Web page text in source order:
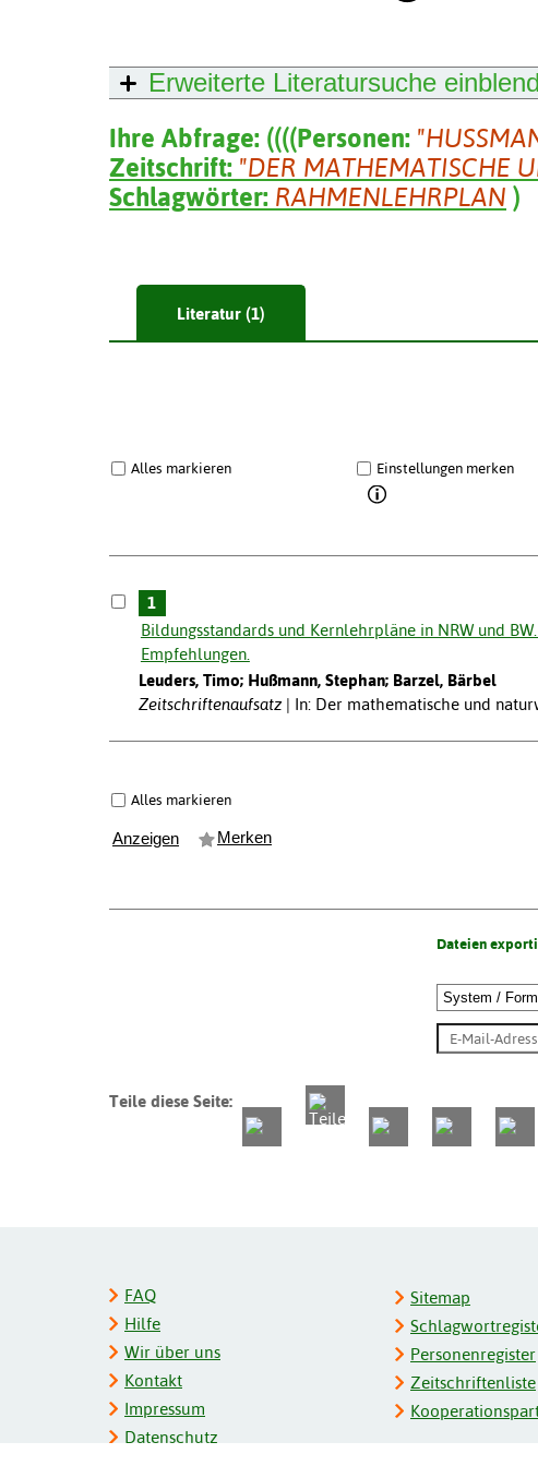
Erweiterte Literatursuche
Ihre Abfrage: ((((Personen:
Zeitschrift: "DER MATHEMATISCHE
Schlagwörter: RAHMENLEHRPLAN )
Literatur (1)
Alles markieren Einstellungen merken
1
Bildungsstandards und Kernlehrpläne in NRW und
Empfehlungen.
Leuders, Timo; Hußmann, Stephan; Barzel, Bärbel
Zeitschriftenaufsatz
In: Der mathematische und
Alles markieren
Anzeigen Merken
Dateien
Teile diese Seite:
FAQ
Hilfe
Wir über uns
Kontakt
Impressum
Datenschutz
Sitemap
Personenregister
Zeitschriftenliste